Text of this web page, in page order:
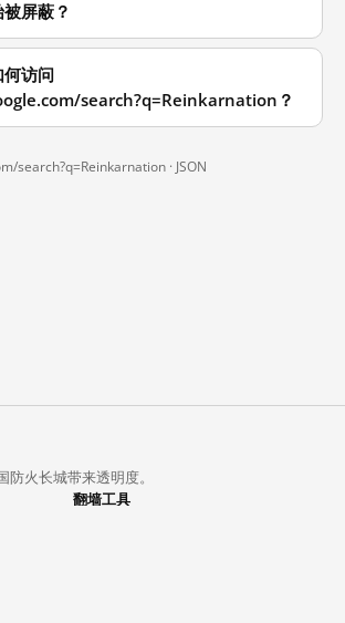
屏蔽？
何访问
search?q=Reinkarnation？
search?q=Reinkarnation · JSON
防火长城带来透明度。
翻墙工具